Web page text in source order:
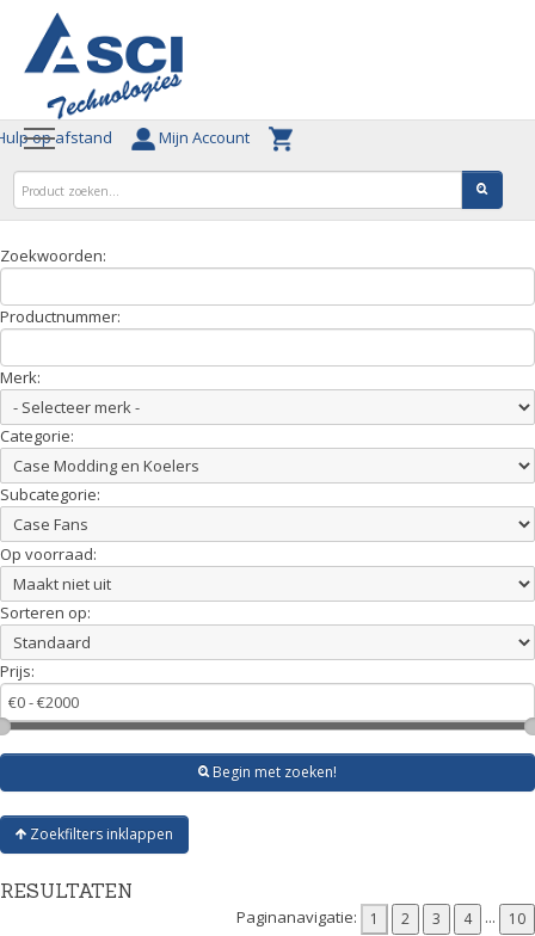
op afstand Mijn Account
Zoekwoorden:
Productnummer:
Merk:
Categorie:
Subcategorie:
Op voorraad:
Sorteren op:
Prijs:
Begin met zoeken!
Zoekfilters inklappen
RESULTATEN
Paginanavigatie: ...